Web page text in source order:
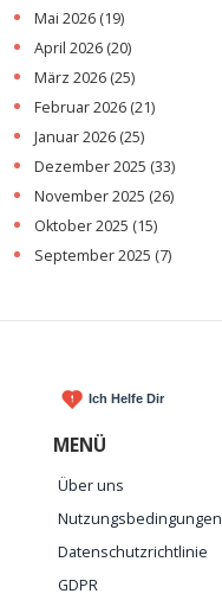
Mai 2026 (19)
April 2026 (20)
März 2026 (25)
Februar 2026 (21)
Januar 2026 (25)
Dezember 2025 (33)
November 2025 (26)
Oktober 2025 (15)
September 2025 (7)
MENÜ
Über uns
Nutzungsbedingungen
Datenschutzrichtlinie
GDPR